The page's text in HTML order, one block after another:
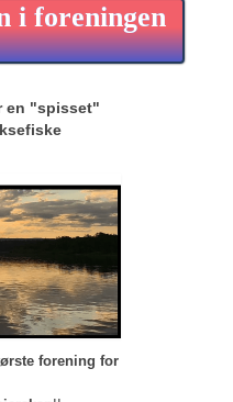
i foreningen
en "spisset"
forening for